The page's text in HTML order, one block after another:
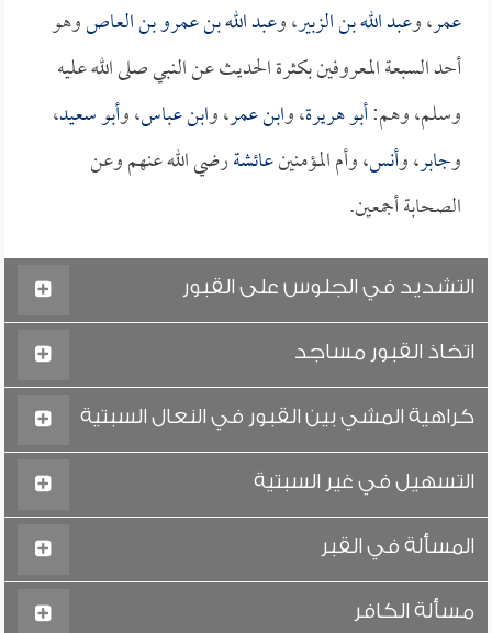
عمر، وعبد الله بن الزبير، وعبد الله بن عمرو بن العاصوهو
أحد السبعة المعروفين بكثرة الحديث عن النبي صلى الله عليه
وسلم، وهم:أبو هريرة، وابن عمر، وابن عباس، وأبو سعيد،
وجابر، وأنس، وأم المؤمنينعائشةرضي الله عنهم وعن
الصحابة أجمعين.
التشديد في الجلوس على القبور
اتخاذ القبور مساجد
كراهية المشي بين القبور في النعال السبتية
التسهيل في غير السبتية
المسألة في القبر
مسألة الكافر